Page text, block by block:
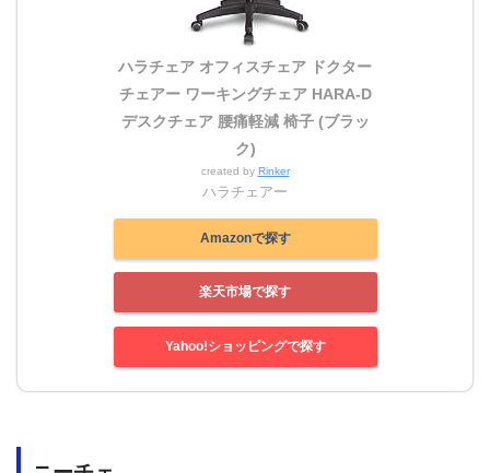
ハラチェア オフィスチェア ドクター
チェアー ワーキングチェア HARA-D
デスクチェア 腰痛軽減 椅子 (ブラッ
ク)
created by Rinker
ハラチェアー
Amazonで探す
楽天市場で探す
Yahoo!ショッピングで探す